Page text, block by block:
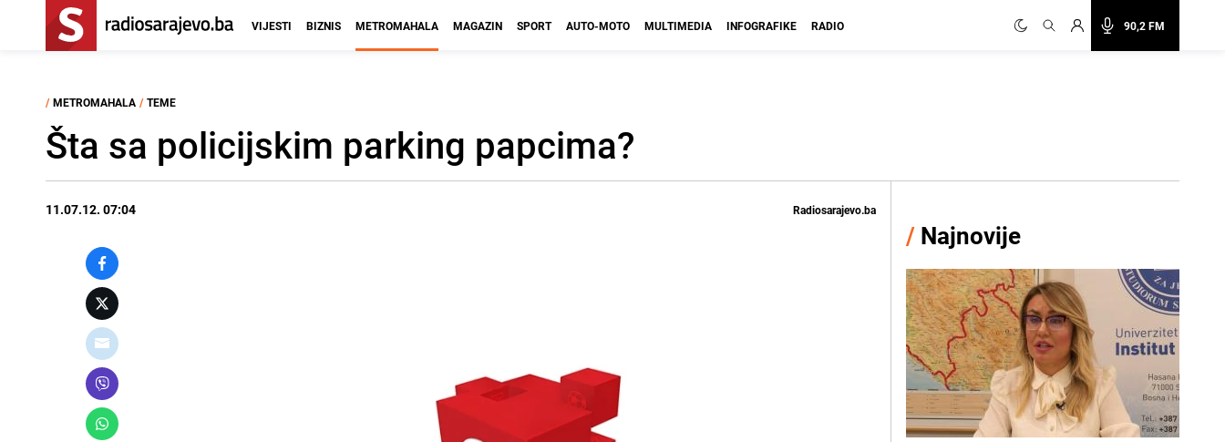
90,2 FM
VIJESTI BIZNIS METROMAHALA MAGAZIN SPORT AUTO-MOTO MULTIMEDIA INFOGRAFIKE RADIO
/ METROMAHALA / TEME
Šta sa policijskim parking papcima?
11.07.12. 07:04 Radiosarajevo.ba
/ Najnovije